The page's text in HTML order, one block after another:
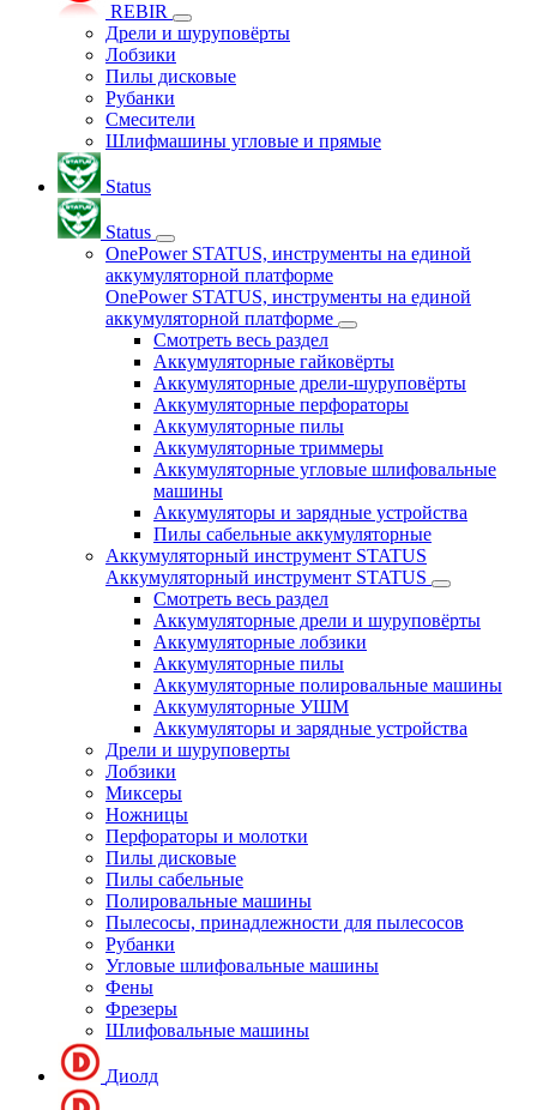
REBIR
Дрели и шуруповёрты
Лобзики
Пилы дисковые
Рубанки
Смесители
Шлифмашины угловые и прямые
Status
Status
OnePower STATUS, инструменты на единой
аккумуляторной платформе
OnePower STATUS, инструменты на единой
аккумуляторной платформе
Смотреть весь раздел
Аккумуляторные гайковёрты
Аккумуляторные дрели-шуруповёрты
Аккумуляторные перфораторы
Аккумуляторные пилы
Аккумуляторные триммеры
Аккумуляторные угловые шлифовальные
машины
Аккумуляторы и зарядные устройства
Пилы сабельные аккумуляторные
Аккумуляторный инструмент STATUS
Аккумуляторный инструмент STATUS
Смотреть весь раздел
Аккумуляторные дрели и шуруповёрты
Аккумуляторные лобзики
Аккумуляторные пилы
Аккумуляторные полировальные машины
Аккумуляторные УШМ
Аккумуляторы и зарядные устройства
Дрели и шуруповерты
Лобзики
Миксеры
Ножницы
Перфораторы и молотки
Пилы дисковые
Пилы сабельные
Полировальные машины
Пылесосы, принадлежности для пылесосов
Рубанки
Угловые шлифовальные машины
Фены
Фрезеры
Шлифовальные машины
Диолд